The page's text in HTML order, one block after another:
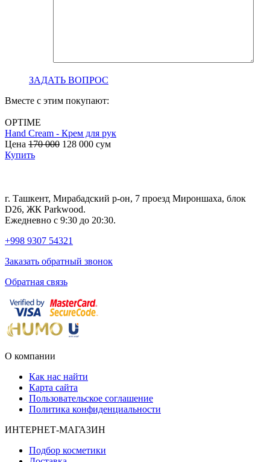
ЗАДАТЬ ВОПРОС
Вместе с этим покупают:
OPTIME
Hand Cream - Крем для рук
Цена 170 000 128 000 сум
Купить
г. Ташкент, Мирабадский р-он, 7 проезд Мироншаха, блок
D26, ЖК Раrkwood.
Ежедневно с 9:30 до 20:30.
+998 9307 54321
Заказать обратный звонок
Обратная связь
О компании
Как нас найти
Карта сайта
Пользовательское соглашение
Политика конфиденциальности
ИНТЕРНЕТ-МАГАЗИН
Подбор косметики